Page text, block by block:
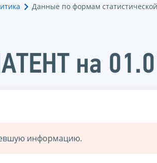
Данные по формам
на
информацию.